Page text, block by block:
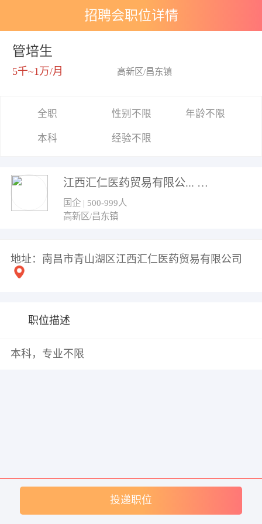
招聘会职位详情
管培生
5千~1万/月 高新区/昌东镇
全职 性别不限 年龄不限
本科 经验不限
江西汇仁医药贸易有限公...
国企 | 500-999人
高新区/昌东镇
地址：南昌市青山湖区江西汇仁医药贸易有限公司
职位描述
本科，专业不限
投递职位